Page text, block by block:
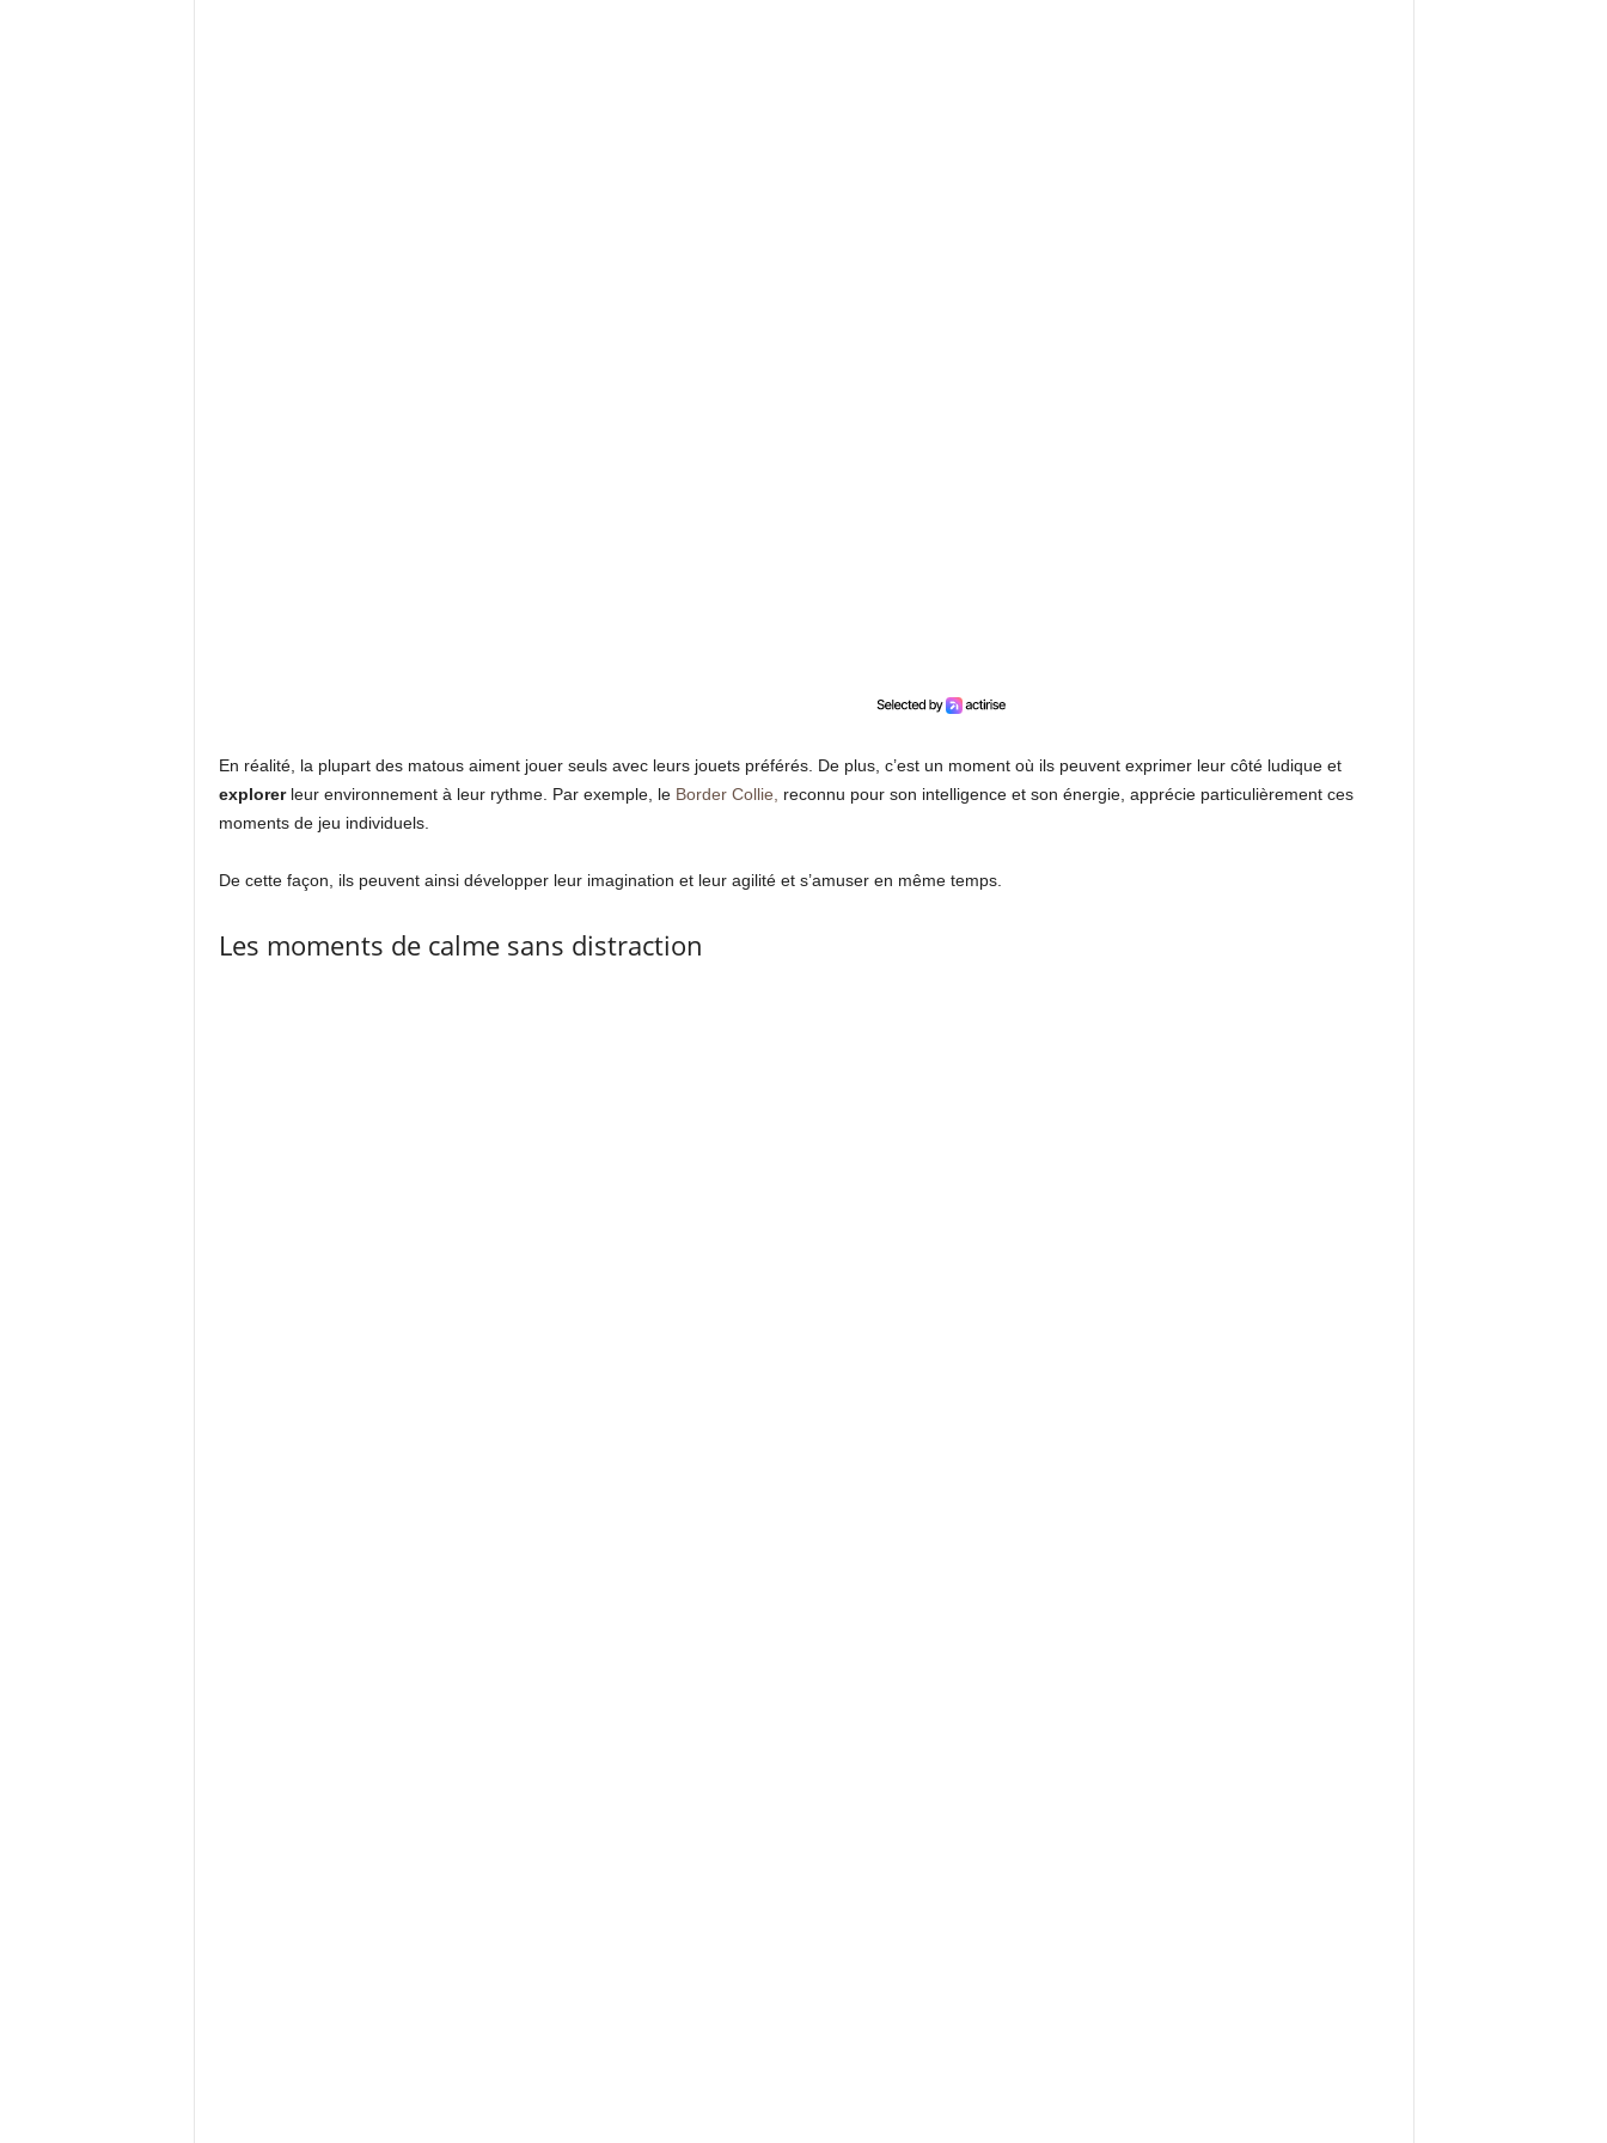
En réalité, la plupart des matous aiment jouer seuls avec leurs jouets préférés. De plus, c’est un moment où ils peuvent exprimer leur côté ludique et
explorerleur environnement à leur rythme. Par exemple, le Border Collie,
reconnu pour son intelligence et son énergie, apprécie particulièrement ces
moments de jeu individuels.
De cette façon, ils peuvent ainsi développer leur imagination et leur agilité et s’amuser en même temps.
Les moments de calme sans distraction